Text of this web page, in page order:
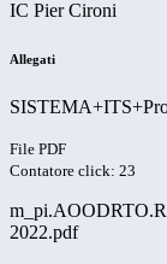
IC Pier Cironi
Allegati
File PDF
Contatore click: 23
2022.pdf